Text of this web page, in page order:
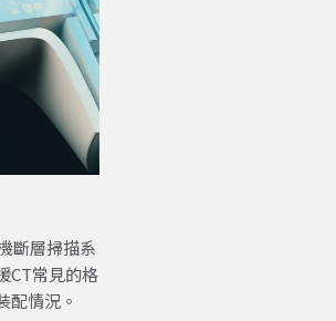
斷層掃描系
CT常見的格
配情況。